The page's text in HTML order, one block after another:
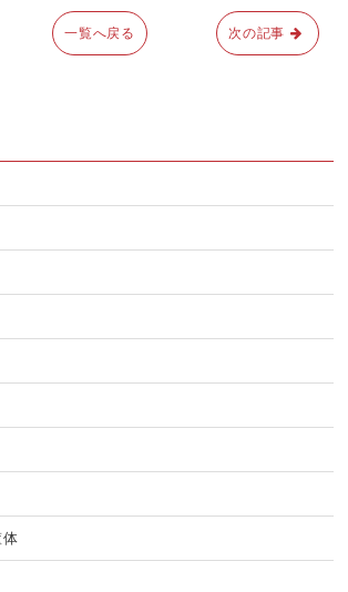
次の記事
一覧へ戻る